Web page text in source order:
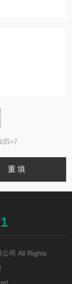
四=7
司 All Rights